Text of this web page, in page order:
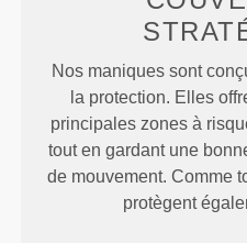
Nos maniques sont
la protection. Elles
principales zones à
tout en gardant une
de mouvement. Comme
protègent